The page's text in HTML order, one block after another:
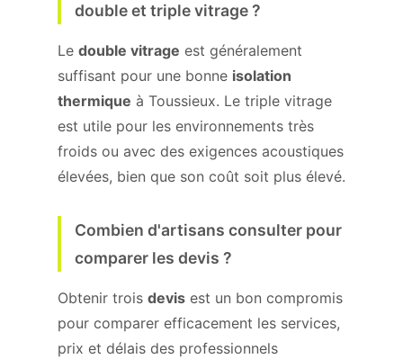
double et triple vitrage ?
Le double vitrage est généralement
suffisant pour une bonne isolation
thermique à Toussieux. Le triple vitrage
est utile pour les environnements très
froids ou avec des exigences acoustiques
élevées, bien que son coût soit plus élevé.
Combien d'artisans consulter pour
comparer les devis ?
Obtenir trois devis est un bon compromis
pour comparer efficacement les services,
prix et délais des professionnels